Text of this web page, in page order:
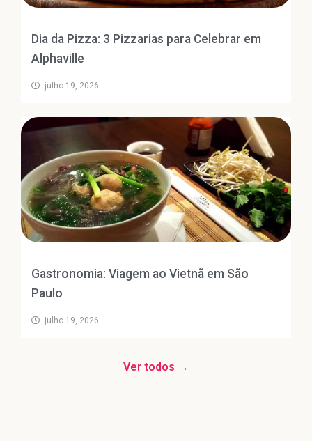
Dia da Pizza: 3 Pizzarias para Celebrar em
Alphaville
julho 19, 2026
Gastronomia: Viagem ao Vietnã em São
Paulo
julho 19, 2026
Ver todos →